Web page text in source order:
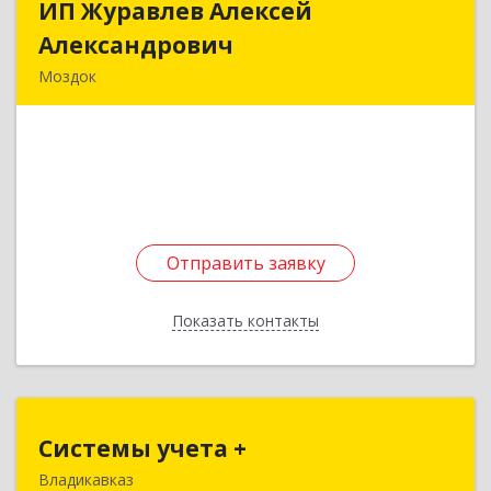
ИП Журавлев Алексей
Александрович
Моздок
Отправить заявку
Показать контакты
ИП Журавлев Алексей
Отправить заявку
Назад
Системы учета +
Владикавказ362031, Северная Осетия - Алания Респ,